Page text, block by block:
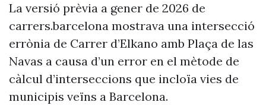
La versió prèvia a gener de 2026 de
carrers.barcelona mostrava una intersecció
errònia de Carrer d’Elkano amb Plaça de las
Navas a causa d’un error en el mètode de
càlcul d’interseccions que incloïa vies de
municipis veïns a Barcelona.